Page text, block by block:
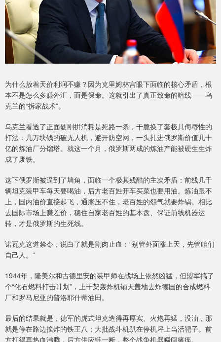
为什么放着天价利润不赚？因为克里姆林宫眼下面临的核心矛盾，根
本不是怎么多赚外汇，而是保命。这就引出了真正致命的暗线——乌
克兰的“拆家战术”。
乌克兰看透了正面硬刚拼消耗是死路一条，干脆换了套极具侮辱性的
打法：几万块钱的破无人机，避开防空网，一头扎进俄罗斯价值几十
亿的炼油厂分馏塔。就这一个月，俄罗斯两成的炼油产能被硬生生炸
成了废铁。
这下俄罗斯被逼到了墙角，面临一个极其残酷的主次矛盾：前线几千
辆坦克装甲车每天要喝油，后方老百姓开车买菜也要用油。炼油跟不
上，国内油价直接起飞，通胀压不住，老百姓的怨气就要炸锅。相比
去国际市场上赚差价，稳住自家老百姓的基本盘、保证前线机器运
转，才是俄罗斯的生死线。
诺瓦克这道禁令，说白了就是割肉止血：“别管外面涨上天，先管咱们
自己人。”
1944年，隆美尔和古德里安的装甲师在战场上依然凶猛，但盟军搞了
个“化石燃料打击计划”，上千架轰炸机铺天盖地去炸德国的合成燃料
厂和罗马尼亚的普洛耶什蒂油田。
最后的结果就是，德军的虎式坦克造得再厚实、火炮再猛，没油，那
就是停在路边挨炸的铁王八；大批战斗机趴在停机坪上当活靶子。前
方打得再热血沸腾，后方供应链一断，整个战争机器瞬间瘫痪。